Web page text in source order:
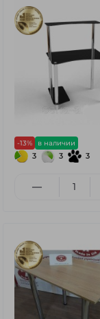
-13% в наличии
3 3 3